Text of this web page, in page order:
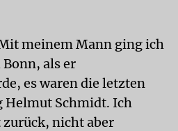
meinem Mann ging ich
als er
es waren die letzten
Helmut Schmidt. Ich
nicht aber